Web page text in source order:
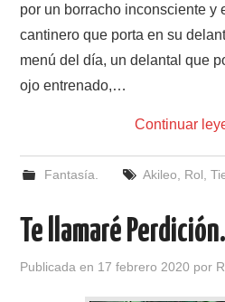
por un borracho inconsciente y
cantinero que porta en su
menú del día, un delantal que
ojo entrenado,…
Continuar
Fantasía. Akileo Rol
Te llamaré Perdición.
Publicada en 17 febrero 2020 por